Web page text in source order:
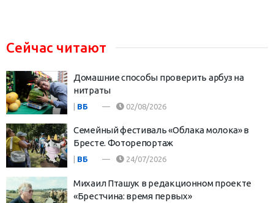
Сейчас читают
Домашние способы проверить арбуз на
нитраты
ВБ 02/08/2026
Семейный фестиваль «Облака молока» в
Бресте. Фоторепортаж
ВБ 24/07/2026
Михаил Пташук в редакционном проекте
«Брестчина: время первых»